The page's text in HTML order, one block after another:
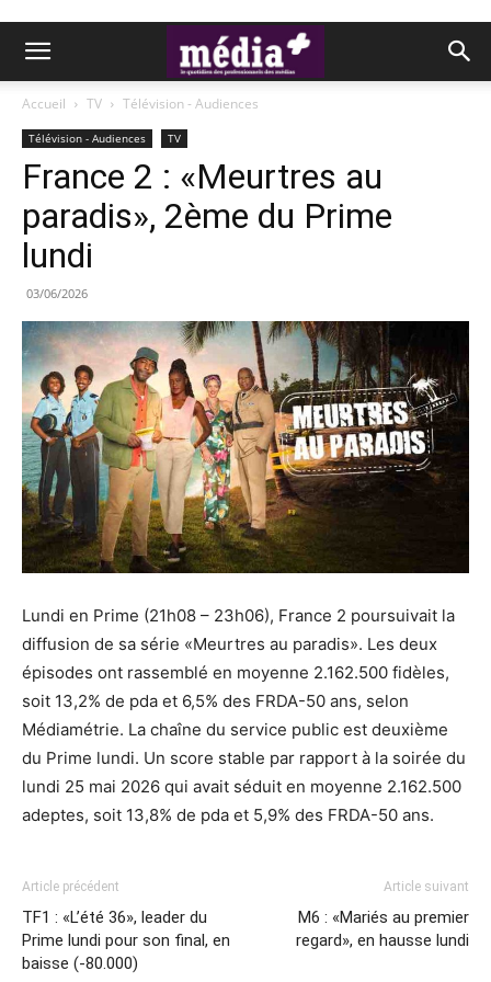
Accueil TV Télévision - Audiences
Télévision - Audiences TV
France 2 : «Meurtres au
paradis», 2ème du Prime
lundi
03/06/2026
Lundi en Prime (21h08 – 23h06), France 2 poursuivait la
diffusion de sa série «Meurtres au paradis». Les deux
épisodes ont rassemblé en moyenne 2.162.500 fidèles,
soit 13,2% de pda et 6,5% des FRDA-50 ans, selon
Médiamétrie. La chaîne du service public est deuxième
du Prime lundi. Un score stable par rapport à la soirée du
lundi 25 mai 2026 qui avait séduit en moyenne 2.162.500
adeptes, soit 13,8% de pda et 5,9% des FRDA-50 ans.
Article précédent
TF1 : «L’été 36», leader du
Prime lundi pour son final, en
baisse (-80.000)
Article suivant
M6 : «Mariés au premier
regard», en hausse lundi